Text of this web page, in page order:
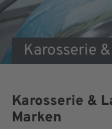
Karosserie
Karosserie &
Marken